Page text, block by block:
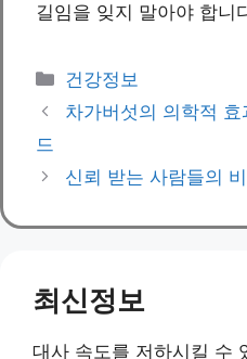
길임을 잊지 말아야 합니
Categories
건강정보
차가버섯의 의학적
드
신뢰 받는 사람들의
최신정보
대사 속도를 저하시킬 수